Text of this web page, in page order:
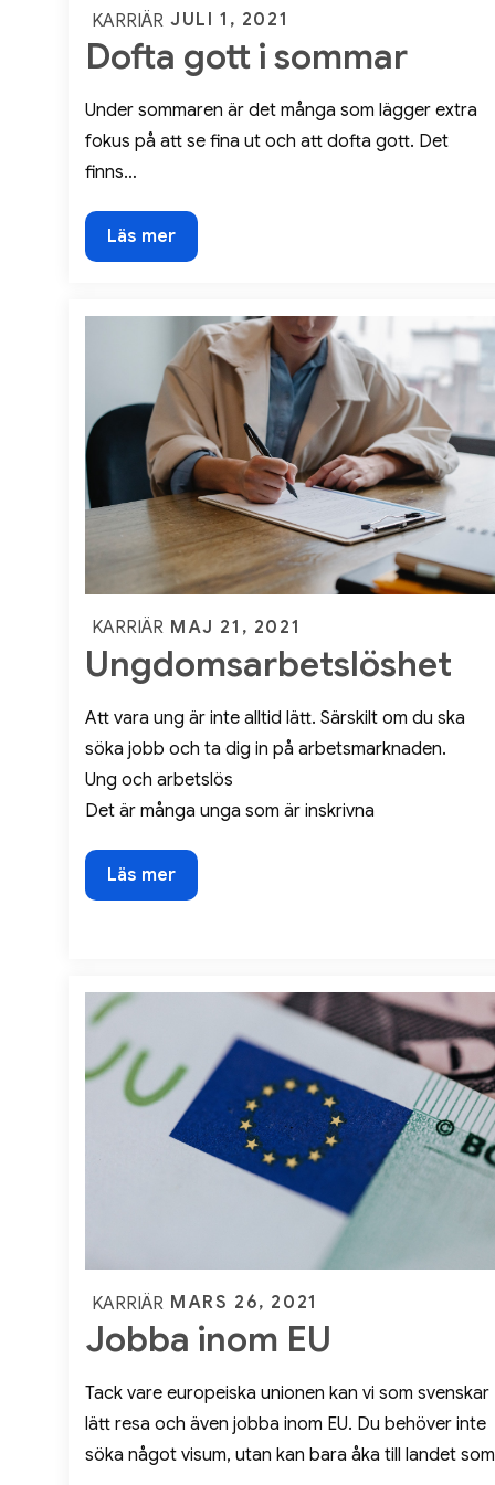
KARRIÄR Posted
on
JULI 1, 2021
Dofta gott i sommar
Under sommaren är det många som lägger extra
fokus på att se fina ut och att dofta gott. Det
finns…
Dofta
gott
sommar
Läs mer
KARRIÄR Posted
on
MAJ 21, 2021
Ungdomsarbetslöshet
Att vara ung är inte alltid lätt. Särskilt om du ska
söka jobb och ta dig in på arbetsmarknaden.
Ung och arbetslös
Det är många unga som är inskrivna
Ungdomsarbetslöshet
Läs mer
KARRIÄR Posted
on
MARS 26, 2021
Jobba inom EU
Tack vare europeiska unionen kan vi som svenskar
lätt resa och även jobba inom EU. Du behöver inte
söka något visum, utan kan bara åka till landet som